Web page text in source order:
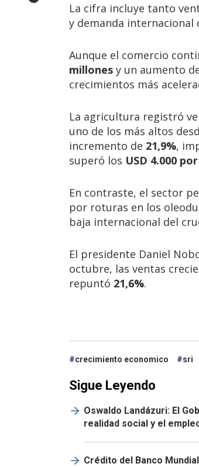
La cifra incluye tanto
y demanda internacional
Aunque el comercio
millones y un aumento
crecimientos más
La agricultura registró
uno de los más altos
incremento de 21,9%,
superó los USD 4.000
En contraste, el sector
por roturas en los
baja internacional del
El presidente Daniel
octubre, las ventas
repuntó 21,6%.
crecimiento economico sri
Sigue Leyendo
Oswaldo Landázuri: El
realidad social y el
Crédito del Banco